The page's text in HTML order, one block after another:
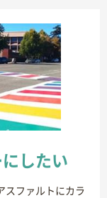
したい
スファルトにカラ